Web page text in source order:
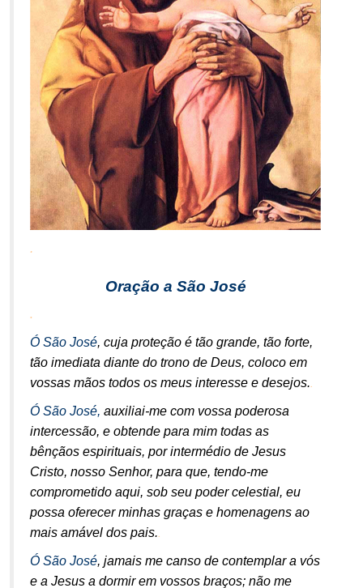
.
Oração a São José
.
Ó São José, cuja proteção é tão grande, tão forte,
tão imediata diante do trono de Deus, coloco em
vossas mãos todos os meus interesse e desejos.
Ó São José, auxiliai-me com vossa poderosa
intercessão, e obtende para mim todas as
bênçãos espirituais, por intermédio de Jesus
Cristo, nosso Senhor, para que, tendo-me
comprometido aqui, sob seu poder celestial, eu
possa oferecer minhas graças e homenagens ao
mais amável dos pais.
Ó São José, jamais me canso de contemplar a vós
e a Jesus a dormir em vossos braços; não me